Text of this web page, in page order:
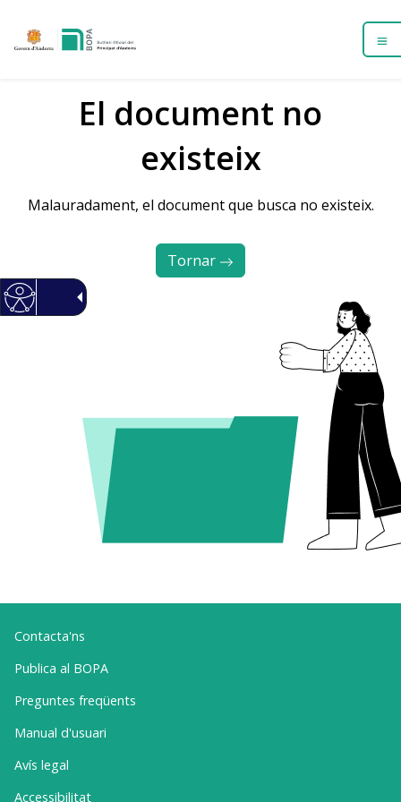
El document no
existeix
Malauradament, el document que busca no existeix.
Contacta'ns
Publica al BOPA
Preguntes freqüents
Manual d'usuari
Avís legal
Accessibilitat